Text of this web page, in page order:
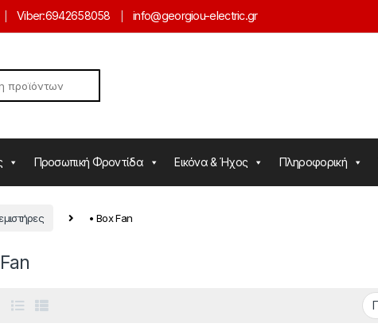
Viber:6942658058 info@georgiou-electric.gr
Προσωπική Φροντίδα Εικόνα & Ήχος Πληροφορική
• Box Fan